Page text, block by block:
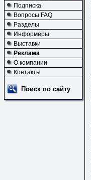
Подписка
Вопросы FAQ
Разделы
Информеры
Выставки
Реклама
О компании
Контакты
Поиск по сайту